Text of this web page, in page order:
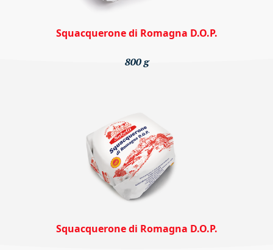
Squacquerone di Romagna D.O.P.
800 g
Squacquerone di Romagna D.O.P.